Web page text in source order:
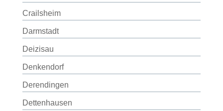
Crailsheim
Darmstadt
Deizisau
Denkendorf
Derendingen
Dettenhausen